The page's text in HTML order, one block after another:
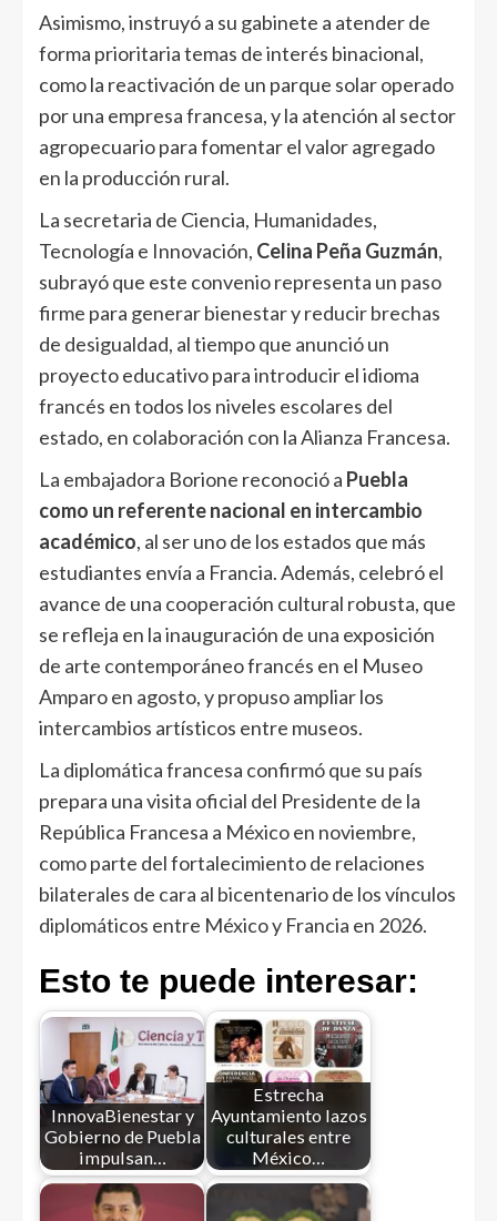
Asimismo, instruyó a su gabinete a atender de
forma prioritaria temas de interés binacional,
como la reactivación de un parque solar operado
por una empresa francesa, y la atención al sector
agropecuario para fomentar el valor agregado
en la producción rural.
La secretaria de Ciencia, Humanidades,
Tecnología e Innovación, Celina Peña Guzmán,
subrayó que este convenio representa un paso
firme para generar bienestar y reducir brechas
de desigualdad, al tiempo que anunció un
proyecto educativo para introducir el idioma
francés en todos los niveles escolares del
estado, en colaboración con la Alianza Francesa.
La embajadora Borione reconoció a Puebla
como un referente nacional en intercambio
académico, al ser uno de los estados que más
estudiantes envía a Francia. Además, celebró el
avance de una cooperación cultural robusta, que
se refleja en la inauguración de una exposición
de arte contemporáneo francés en el Museo
Amparo en agosto, y propuso ampliar los
intercambios artísticos entre museos.
La diplomática francesa confirmó que su país
prepara una visita oficial del Presidente de la
República Francesa a México en noviembre,
como parte del fortalecimiento de relaciones
bilaterales de cara al bicentenario de los vínculos
diplomáticos entre México y Francia en 2026.
Esto te puede interesar:
InnovaBienestar y
Gobierno de Puebla
impulsan…
Estrecha
Ayuntamiento lazos
culturales entre
México…